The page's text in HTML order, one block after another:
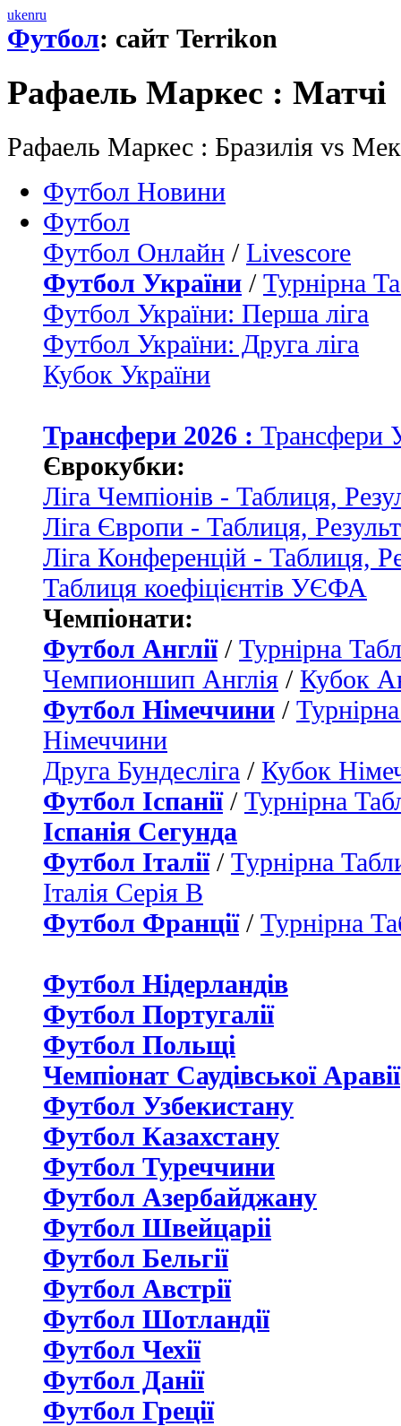
ukenru
Футбол: сайт Terrikon
Рафаель Маркес : Матчi
Рафаель Маркес : Бразилія vs
Футбол Новини
Футбол
Футбол Онлайн / Livescore
Футбол України / Турнірна
Футбол України: Перша ліга
Футбол України: Друга ліга
Кубок України
Трансфери 2026 : Трансфери
Єврокубки:
Ліга Чемпіонів - Таблиця,
Ліга Європи - Таблиця,
Ліга Конференцій - Таблиця,
Таблиця коефіцієнтів УЄФА
Чемпіонати:
Футбол Англії/ Турнірна
Чемпионшип Англія / Кубок
Футбол Німеччини /
Німеччини
Друга Бундесліга / Кубок
Футбол Іспанії/ Турнірна
Іспанія Сегунда
Футбол Італії/ Турнірна
Італія Серія B
Футбол Франції/ Турнірна
Футбол Нідерландiв
Футбол Португалії
Футбол Польщі
Чемпіонат Саудівської Аравії
Футбол Узбекистану
Футбол Казахстану
Футбол Туреччини
Футбол Азербайджану
Футбол Швейцаріі
Футбол Бельгії
Футбол Австрії
Футбол Шотландії
Футбол Чехії
Футбол Данії
Футбол Греції